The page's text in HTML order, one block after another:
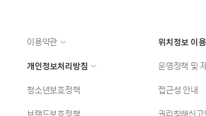
이용약관
위치정보 이
개인정보처리방침
운영정책 및
청소년보호정책
접근성 안내